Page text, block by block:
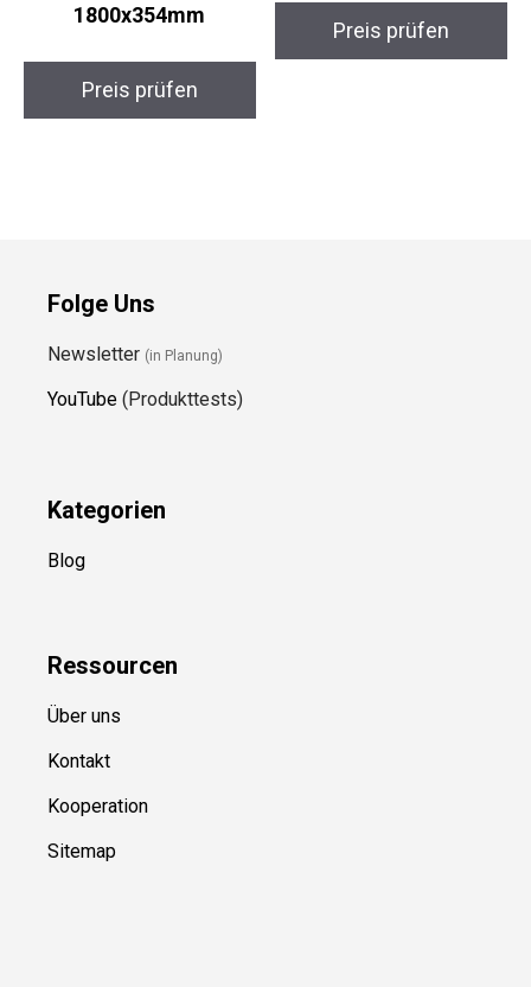
1800x354mm
Preis prüfen
Preis prüfen
Folge Uns
Newsletter (in Planung)
YouTube (Produkttests)
Kategorien
Blog
Ressourcen
Über uns
Kontakt
Kooperation
Sitemap